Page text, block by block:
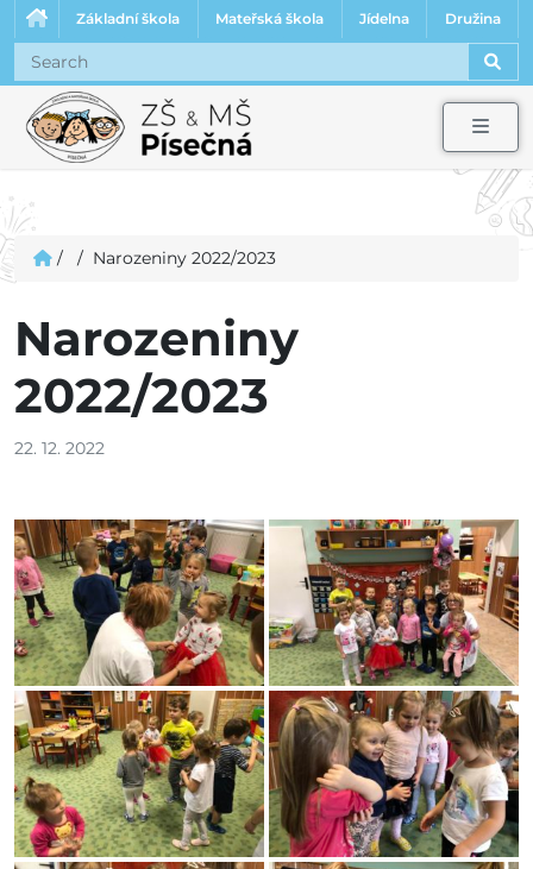
Základní škola Mateřská škola Jídelna Družina
/ / Narozeniny 2022/2023
Narozeniny
2022/2023
22. 12. 2022